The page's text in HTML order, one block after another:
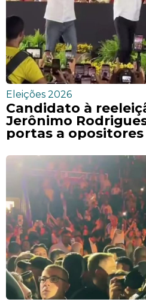
Eleições 2026
Candidato à
Jerônimo
portas a opositores